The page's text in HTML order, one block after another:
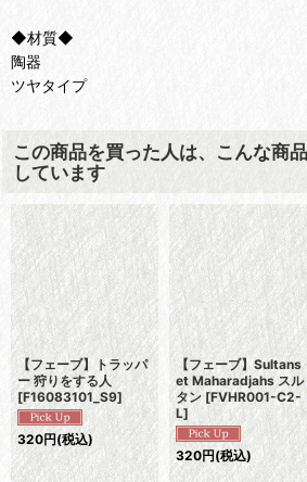
◆材質◆
陶器
ツヤタイプ
この商品を買った人は、こんな商
しています
【フェーブ】トラッパ
ー 狩りをする人
[F16083101_S9]
320円(税込)
【フェーブ】Sultans
et Maharadjahs スル
タン [FVHR001-C2-
L]
320円(税込)